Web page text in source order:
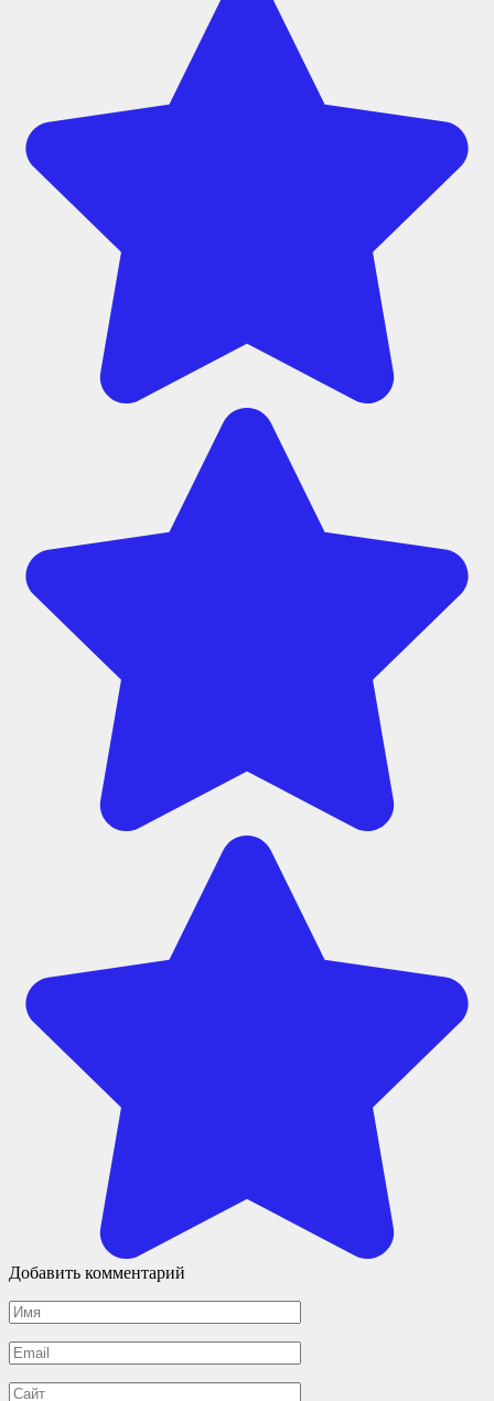
Добавить комментарий
Имя
*
Email
*
Сайт